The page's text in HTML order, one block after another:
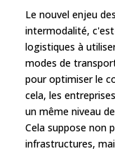
Le nouvel enjeu
intermodalité,
logistiques à
modes de
pour optimiser le
cela, les
un même niveau
Cela suppose non
infrastructures,